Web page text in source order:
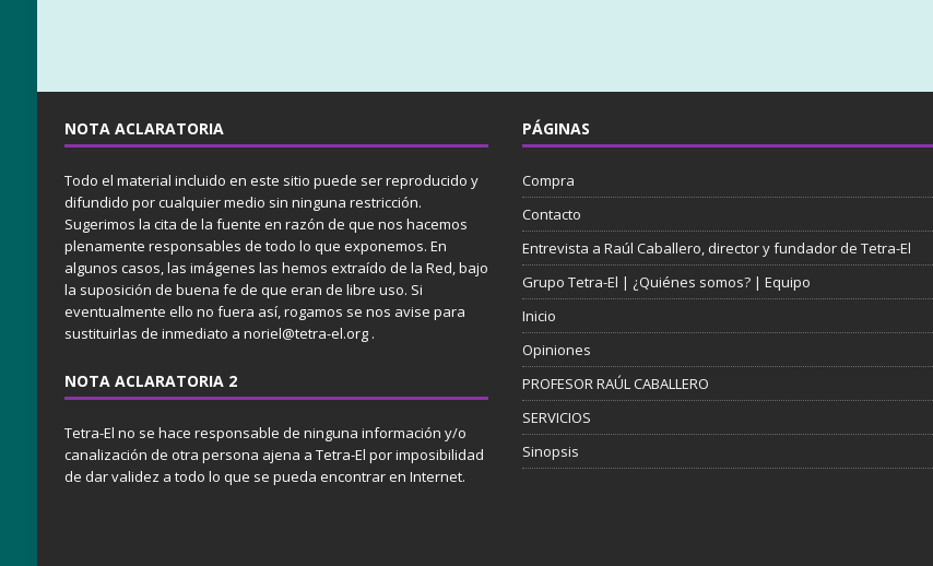
NOTA ACLARATORIA
Todo el material incluido en este sitio puede ser reproducido y
difundido por cualquier medio sin ninguna restricción.
Sugerimos la cita de la fuente en razón de que nos hacemos
plenamente responsables de todo lo que exponemos. En
algunos casos, las imágenes las hemos extraído de la Red, bajo
la suposición de buena fe de que eran de libre uso. Si
eventualmente ello no fuera así, rogamos se nos avise para
sustituirlas de inmediato a noriel@tetra-el.org .
NOTA ACLARATORIA 2
Tetra-El no se hace responsable de ninguna información y/o
canalización de otra persona ajena a Tetra-El por imposibilidad
de dar validez a todo lo que se pueda encontrar en Internet.
PÁGINAS
Compra
Contacto
Entrevista a Raúl Caballero, director y fundador de Tetra-El
Grupo Tetra-El | ¿Quiénes somos? | Equipo
Inicio
Opiniones
PROFESOR RAÚL CABALLERO
SERVICIOS
Sinopsis